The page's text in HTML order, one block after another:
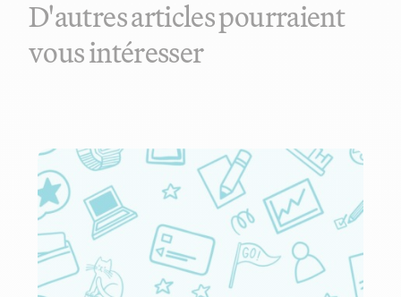
D'autres articles pourraient
vous intéresser